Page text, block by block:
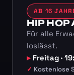
AB 16
HIP HOP
Für alle
loslässt.
Freitag ·
Kostenlose